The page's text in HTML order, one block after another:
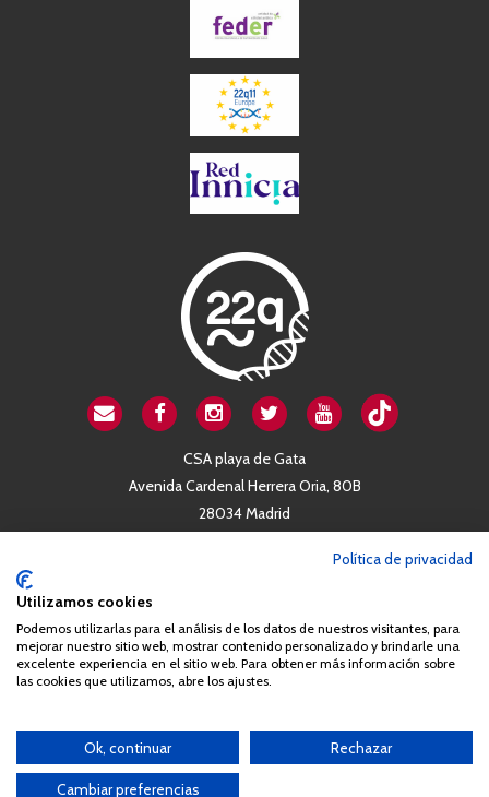
CSA playa de Gata
Avenida Cardenal Herrera Oria, 80B
28034 Madrid
Queda prohibida de forma expresa la copia, reproducción o
distribución de la totalidad o parte de los contenidos del sitio web
sin el consentimiento por escrito de la Asociación España
Síndrome 22q11 (AES22q)
Política de privacidad
Utilizamos cookies
Podemos utilizarlas para el análisis de los datos de nuestros visitantes, para
mejorar nuestro sitio web, mostrar contenido personalizado y brindarle una
excelente experiencia en el sitio web. Para obtener más información sobre
las cookies que utilizamos, abre los ajustes.
Ok, continuar Rechazar
Cambiar preferencias